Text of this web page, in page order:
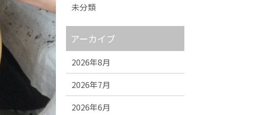
未分類
アーカイブ
2026年8月
2026年7月
2026年6月